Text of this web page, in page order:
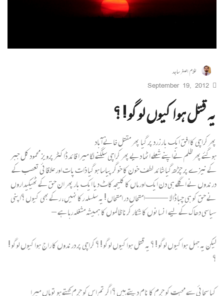
غلام اصغر ساجد
September 19, 2012
یہ قتل ہوا کیوں لوگو ! ؟
پھرکراچی کا افق ایک بار زرد پر گیا پھر مقتل خانے آباد
ہو گئے پھر ظلم نےاپنے شعلے اٹھا دیے پھر کراچی سلگنے لگا میرا قائد ڈاکٹر پرویز محمود کل جبر
کے نیزے پر چڑھ گیا شائد لطف خون کا خوگر پیاسا ہو گیا ذات پات اور علاقائی تعصب کے
درندوں نے اگلے ہی دن ایک اور ماں کا کلیجہ کاٹ دیا ایک بار پھر ان حق کے ٹھیکیداروں
نے حق کو ہی چبا ڈالا ——– امتحاں در امتحاں ! یہ سلسلہ رکا نہیں، رکےبھی کیوں ؟اپنی
سیاسی دھاک کے لیے انسانوں کا شکار کرنا ظالموں کا ہمیشہ مشغلہ رہا ہے –
لیکن یہ جہل ہوا کیوں لوگو ! ؟ یہ قتل ہوا کیوں لوگو ! ؟ کراچی پر درندوں کا راج ہوا کیوں لوگو !
؟
کیا سچائی سے محبت کو جرم کا نام دیتے ہیں ؟ اگر تم اس کو جرم کہتے ہو توہاں میرا